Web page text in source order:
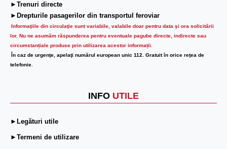
►Trenuri directe
►Drepturile pasagerilor din transportul feroviar
Informaţiile din circulaţie sunt variabile, valabile doar pentru data şi ora solicitării
lor. Nu ne asumăm răspunderea pentru eventuale pagube directe, indirecte sau
circumstanțiale produse prin utilizarea acestor informații.
În caz de urgenţe, apelaţi numărul european unic 112. Gratuit în orice reţea de
telefonie.
INFO UTILE
►Legături utile
►Termeni de utilizare